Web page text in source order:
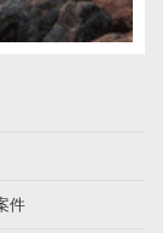
件